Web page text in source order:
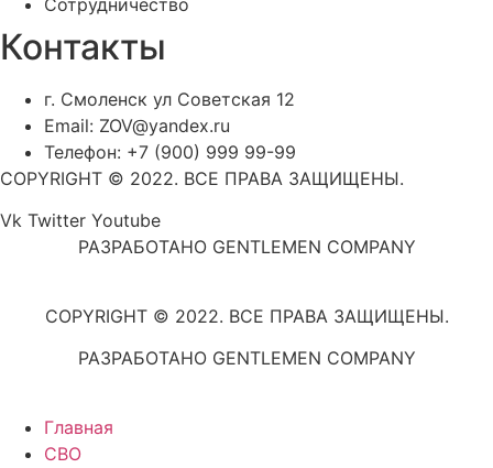
Контакты
г. Смоленск ул Советская 12
Email: ZOV@yandex.ru
Телефон: +7 (900) 999 99-99
COPYRIGHT © 2022. ВСЕ ПРАВА ЗАЩИЩЕНЫ.
Vk Twitter Youtube
РАЗРАБОТАНО GENTLEMEN COMPANY
COPYRIGHT © 2022. ВСЕ ПРАВА ЗАЩИЩЕНЫ.
РАЗРАБОТАНО GENTLEMEN COMPANY
Главная
СВО